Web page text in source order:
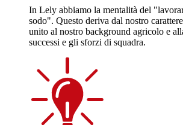
In Lely abbiamo la mentalità del
sodo". Questo deriva dal nostro
unito al nostro background agricolo e
successi e gli sforzi di squadra.